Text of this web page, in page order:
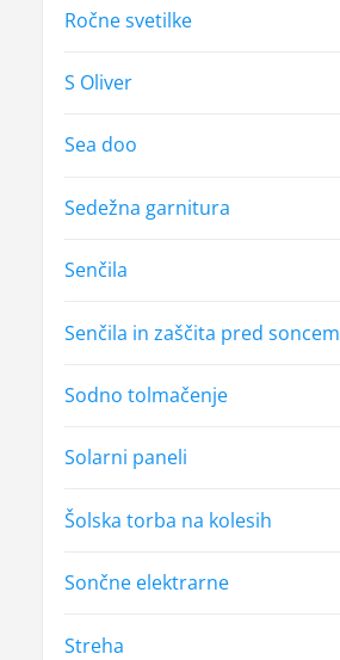
Ročne svetilke
S Oliver
Sea doo
Sedežna garnitura
Senčila
Senčila in zaščita pred soncem
Sodno tolmačenje
Solarni paneli
Šolska torba na kolesih
Sončne elektrarne
Streha